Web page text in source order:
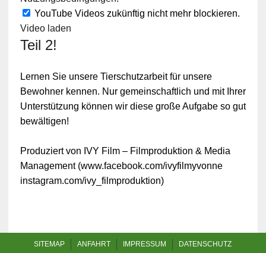
YouTube Videos zukünftig nicht mehr blockieren.
Video laden
Teil 2!
Lernen Sie unsere Tierschutzarbeit für unsere
Bewohner kennen. Nur gemeinschaftlich und mit Ihrer
Unterstützung können wir diese große Aufgabe so gut
bewältigen!
Produziert von IVY Film – Filmproduktion & Media
Management (www.facebook.com/ivyfilmyvonne
instagram.com/ivy_filmproduktion)
SITEMAP ANFAHRT IMPRESSUM DATENSCHUTZ